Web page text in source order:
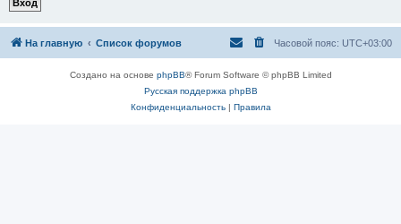
На главную Список форумов Часовой пояс: UTC+03:00
Создано на основе phpBB® Forum Software © phpBB Limited
Русская поддержка phpBB
Конфиденциальность| Правила